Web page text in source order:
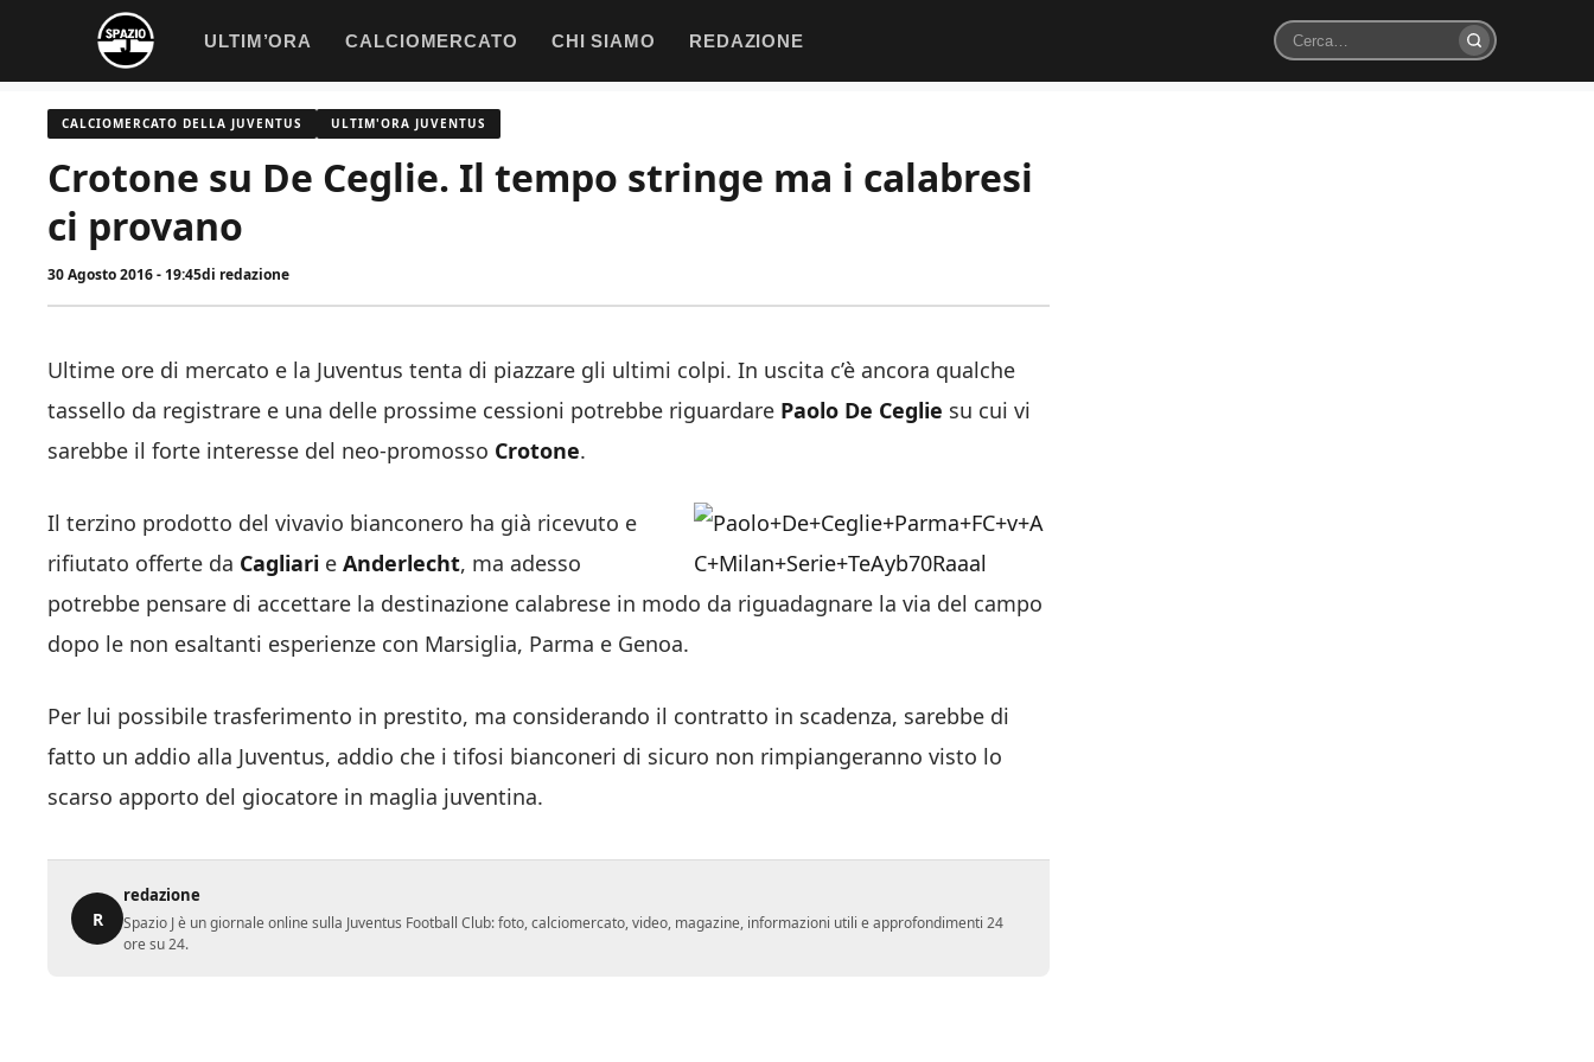
contenuto
ULTIM’ORA CALCIOMERCATO CHI SIAMO REDAZIONE
Cerca
CALCIOMERCATO DELLA JUVENTUS ULTIM'ORA JUVENTUS
Crotone su De Ceglie. Il tempo stringe ma i calabresi
ci provano
30 Agosto 2016 - 19:45di redazione
Ultime ore di mercato e la Juventus tenta di piazzare gli ultimi colpi. In uscita c’è ancora qualche
tassello da registrare e una delle prossime cessioni potrebbe riguardare Paolo De Ceglie su cui vi
sarebbe il forte interesse del neo-promosso Crotone.
Il terzino prodotto del vivavio bianconero ha già ricevuto e
rifiutato offerte da Cagliari e Anderlecht, ma adesso
potrebbe pensare di accettare la destinazione calabrese in modo da riguadagnare la via del campo
dopo le non esaltanti esperienze con Marsiglia, Parma e Genoa.
Per lui possibile trasferimento in prestito, ma considerando il contratto in scadenza, sarebbe di
fatto un addio alla Juventus, addio che i tifosi bianconeri di sicuro non rimpiangeranno visto lo
scarso apporto del giocatore in maglia juventina.
R
redazione
Spazio J è un giornale online sulla Juventus Football Club: foto, calciomercato, video, magazine, informazioni utili e approfondimenti 24
ore su 24.